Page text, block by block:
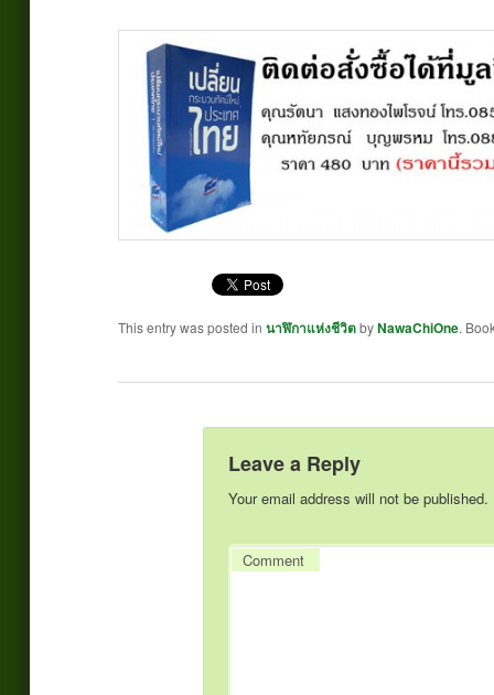
This entry was posted inนาฬิกาแห่งชีวิตbyNawaChiOne.
Leave a Reply
Your email address will not be published.
Comment